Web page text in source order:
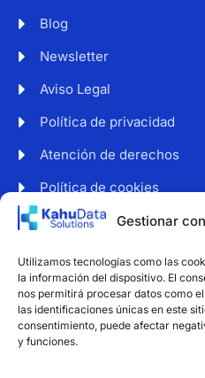
Gestionar
Utilizamos tecnologías como las
la información del dispositivo. El
nos permitirá procesar datos como
las identificaciones únicas en este
consentimiento, puede afectar
y funciones.
Blog
Newsletter
Aviso Legal
Política de privacidad
Atención de derechos
Política de cookies
Web accesible
Suscríbete a nuestro boletín
consejos sobre protección